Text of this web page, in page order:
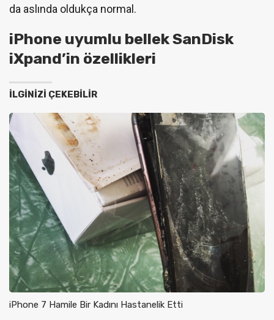
da aslında oldukça normal.
iPhone uyumlu bellek SanDisk
iXpand’in özellikleri
İLGINIZI ÇEKEBILIR
iPhone 7 Hamile Bir Kadını Hastanelik Etti